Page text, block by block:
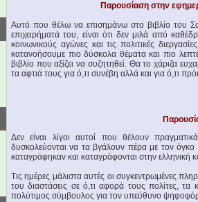
Παρουσίαση στην
Αυτό που θέλω να επισημάνω στο βιβλίο του
επιχειρήματά του, είναι ότι δεν μιλά από
κοινωνικούς αγώνες και τις πολιτικές
κατανοήσουμε πιο δύσκολα θέματα και πιο
βιβλίο που αξίζει να συζητηθεί. Θα το χάριζα
τα αφτιά τους για ό,τι συνέβη αλλά και για ό,τι
Δεν είναι λίγοι αυτοί που θέλουν
δυσκολεύονται να τα βγάλουν πέρα με τον όγκο
καταγράφηκαν και καταγράφονται στην ελληνική
Τις ημέρες μάλιστα αυτές οι συγκεντρωμένες
του διαστάσεις σε ό,τι αφορά τους πολίτες, τα
πολύτιμος σύμβουλος για τον υπεύθυνο